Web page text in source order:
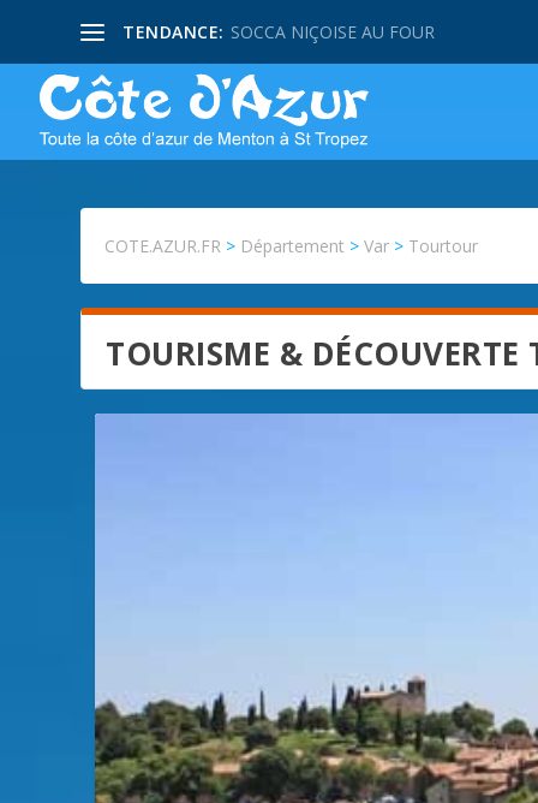
TENDANCE: SOCCA NIÇOISE AU FOUR
COTE.AZUR.FR > Département >Var > Tourtour
TOURISME & DÉCOUVERTE